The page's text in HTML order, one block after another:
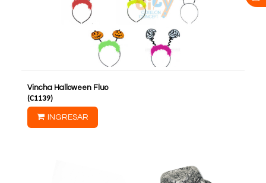
Vincha Halloween Fluo
(C1139)
INGRESAR